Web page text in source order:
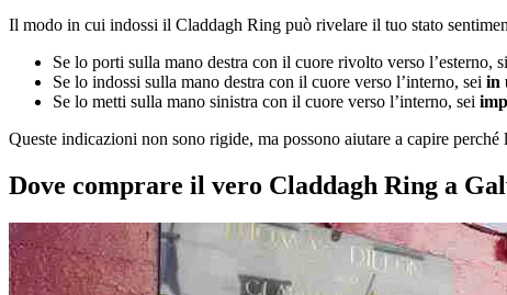
Il modo in cui indossi il Claddagh Ring può rivelare il tuo stato
Se lo porti sulla mano destra con il cuore rivolto verso l’esterno,
Se lo indossi sulla mano destra con il cuore verso l’interno, sei in
Se lo metti sulla mano sinistra con il cuore verso l’interno, sei
Queste indicazioni non sono rigide, ma possono aiutare a capire
Dove comprare il vero Claddagh Ring a